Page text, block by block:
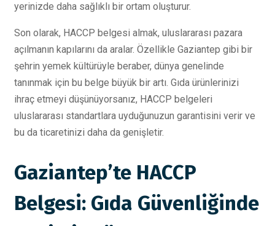
yerinizde daha sağlıklı bir ortam oluşturur.
Son olarak, HACCP belgesi almak, uluslararası pazara
açılmanın kapılarını da aralar. Özellikle Gaziantep gibi bir
şehrin yemek kültürüyle beraber, dünya genelinde
tanınmak için bu belge büyük bir artı. Gıda ürünlerinizi
ihraç etmeyi düşünüyorsanız, HACCP belgeleri
uluslararası standartlara uyduğunuzun garantisini verir ve
bu da ticaretinizi daha da genişletir.
Gaziantep’te HACCP
Belgesi: Gıda Güvenliğinde